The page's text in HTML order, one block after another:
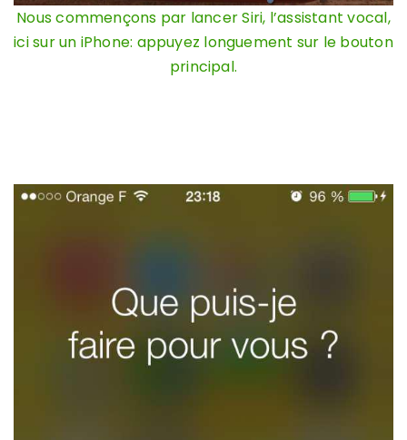
Nous commençons par lancer Siri, l’assistant vocal,
ici sur un iPhone: appuyez longuement sur le bouton
principal.